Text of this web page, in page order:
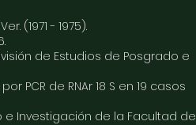
(1971 - 1975).
de Estudios de Posgrado e
PCR de RNAr 18 S en 19 casos
Investigación de la Facultad de